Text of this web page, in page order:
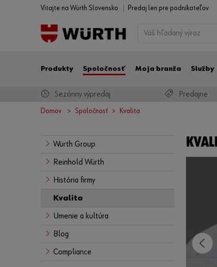
Vitajte na Würth Slovensko Predaj len pre podnikateľov
Produkty Spoločnosť Moja branža Služby
Sezónny výpredaj Predajne
Domov Spoločnosť Kvalita
Würth Group
Reinhold Würth
História firmy
Kvalita
Umenie a kultúra
Blog
Compliance